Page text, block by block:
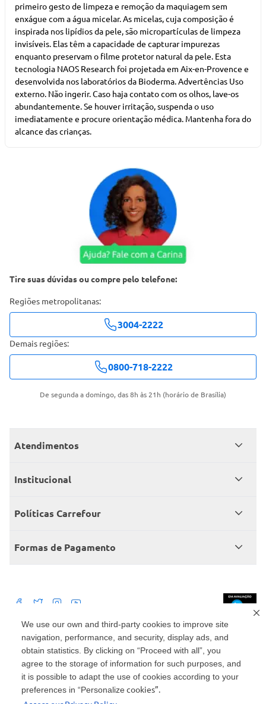
We use our own and third-party cookies to improve site
navigation, performance, and security, display ads, and
obtain statistics. By clicking on “Proceed with all”, you
agree to the storage of information for such purposes, and
it is possible to adapt the use of cookies according to your
preferences in “Personalize cookies”.
primeiro gesto de limpeza e remoção da maquiagem sem
enxágue com a água micelar. As micelas, cuja composição é
inspirada nos lipídios da pele, são micropartículas de limpeza
invisíveis. Elas têm a capacidade de capturar impurezas
enquanto preservam o filme protetor natural da pele. Esta
tecnologia NAOS Research foi projetada em Aix-en-Provence e
desenvolvida nos laboratórios da Bioderma. Advertências Uso
externo. Não ingerir. Caso haja contato com os olhos, lave-os
abundantemente. Se houver irritação, suspenda o uso
imediatamente e procure orientação médica. Mantenha fora do
alcance das crianças.
Tire suas dúvidas ou compre pelo telefone:
Regiões metropolitanas:
3004-2222
Demais regiões:
0800-718-2222
De segunda a domingo, das 8h às 21h (horário de Brasília)
Atendimentos
Meus pedidos
Consumidor.gov
Institucional
Grupo Carrefour Brasil
Produtos Carrefour
Políticas Carrefour
Políticas de entregas
Políticas de trocas e devoluções
Formas de Pagamento
Mercado: Carrefour Comércio e Indústrias Ltda Via de Acesso Norte, Km 38,
nº 420, Empresarial Gato Preto, Cajamar - SP | CEP 07789-100 | CNPJ:
45.543.915/0846-95
Drogaria: Carrefour Comercio e Industria Ltda: Avenida das Nações Unidas,
15187, Loja 104/105/106 Bloco A Setor 1 - Vila Gertrudes, São Paulo, SP |
CEP 04794-000 | CNPJ: 45.543.915/0736-50
Envio de documentos administrativos e jurídicos: Avenida Tucunaré, 125 -